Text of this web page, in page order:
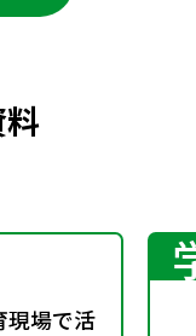
現場で活